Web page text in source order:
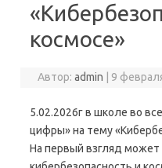
космосе»
Автор:admin 9
5.02.2026г в школе во
цифры» на тему
На первый взгляд может